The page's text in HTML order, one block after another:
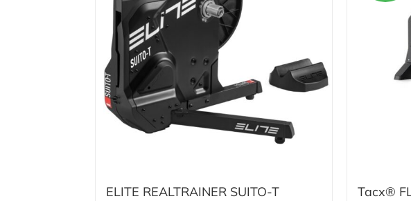
ELITE REALTRAINER SUITO-T Tacx®